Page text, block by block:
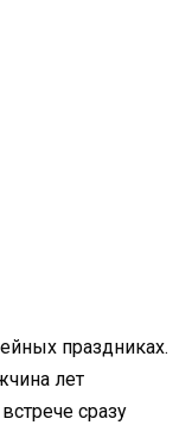
праздниках.
лет
сразу